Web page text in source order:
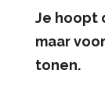
Je hoopt
maar
tonen.